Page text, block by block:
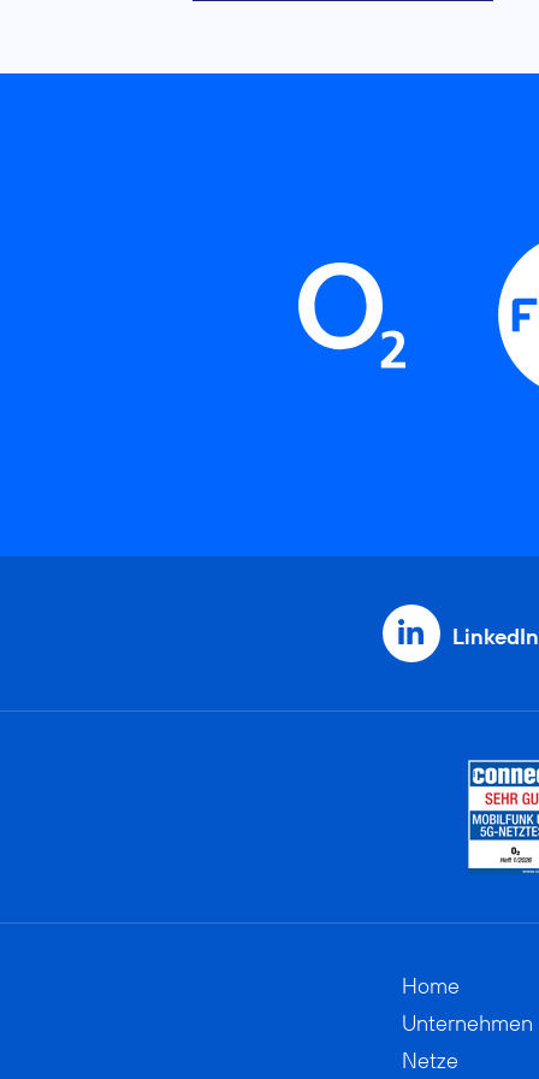
LinkedIn
Home
Unternehmen
Netze